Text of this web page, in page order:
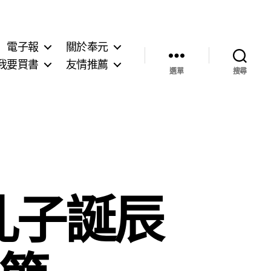
電子報
關於奉元
要買書
友情推薦 選單 搜尋
誕辰